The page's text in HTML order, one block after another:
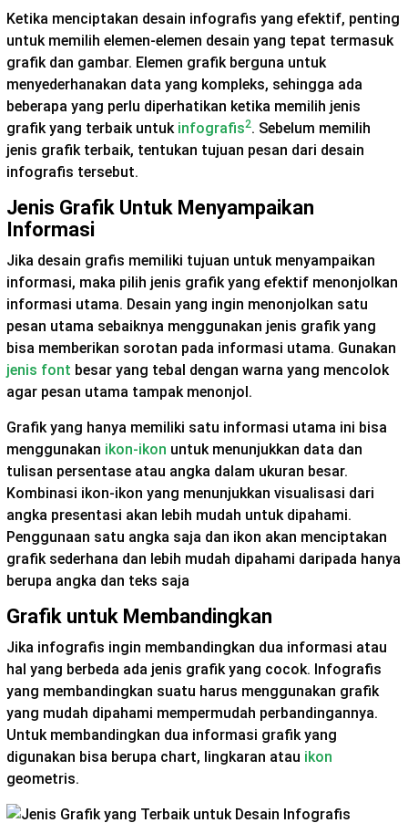
Ketika menciptakan desain infografis yang efektif, penting
untuk memilih elemen-elemen desain yang tepat termasuk
grafik dan gambar. Elemen grafik berguna untuk
menyederhanakan data yang kompleks, sehingga ada
beberapa yang perlu diperhatikan ketika memilih jenis
grafik yang terbaik untuk infografis2. Sebelum memilih
jenis grafik terbaik, tentukan tujuan pesan dari desain
infografis tersebut.
Jenis Grafik Untuk Menyampaikan
Informasi
Jika desain grafis memiliki tujuan untuk menyampaikan
informasi, maka pilih jenis grafik yang efektif menonjolkan
informasi utama. Desain yang ingin menonjolkan satu
pesan utama sebaiknya menggunakan jenis grafik yang
bisa memberikan sorotan pada informasi utama. Gunakan
jenis font besar yang tebal dengan warna yang mencolok
agar pesan utama tampak menonjol.
Grafik yang hanya memiliki satu informasi utama ini bisa
menggunakan ikon-ikon untuk menunjukkan data dan
tulisan persentase atau angka dalam ukuran besar.
Kombinasi ikon-ikon yang menunjukkan visualisasi dari
angka presentasi akan lebih mudah untuk dipahami.
Penggunaan satu angka saja dan ikon akan menciptakan
grafik sederhana dan lebih mudah dipahami daripada hanya
berupa angka dan teks saja
Grafik untuk Membandingkan
Jika infografis ingin membandingkan dua informasi atau
hal yang berbeda ada jenis grafik yang cocok. Infografis
yang membandingkan suatu harus menggunakan grafik
yang mudah dipahami mempermudah perbandingannya.
Untuk membandingkan dua informasi grafik yang
digunakan bisa berupa chart, lingkaran atau ikon
geometris.